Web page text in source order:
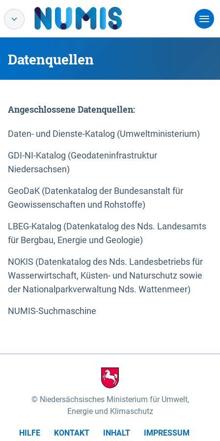
Datenquellen
Angeschlossene Datenquellen:
Daten- und Dienste-Katalog (Umweltministerium)
GDI-NI-Katalog (Geodateninfrastruktur
Niedersachsen)
GeoDaK (Datenkatalog der Bundesanstalt für
Geowissenschaften und Rohstoffe)
LBEG-Katalog (Datenkatalog des Nds. Landesamts
für Bergbau, Energie und Geologie)
NOKIS (Datenkatalog des Nds. Landesbetriebs für
Wasserwirtschaft, Küsten- und Naturschutz sowie
der Nationalparkverwaltung Nds. Wattenmeer)
NUMIS-Suchmaschine
Niedersächsisches Ministerium für Umwelt,
Energie und Klimaschutz
HILFE KONTAKT INHALT
IMPRESSUM